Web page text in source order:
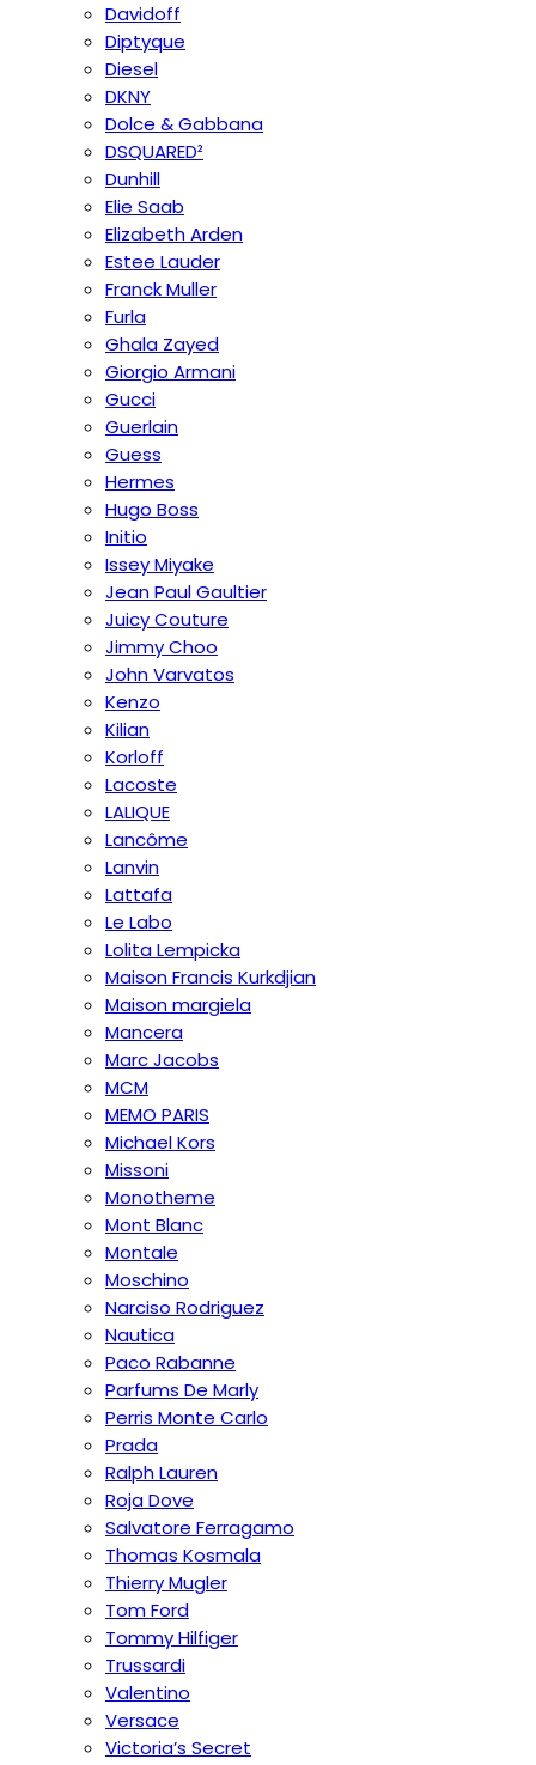
Davidoff
Diptyque
Diesel
DKNY
Dolce & Gabbana
DSQUARED²
Dunhill
Elie Saab
Elizabeth Arden
Estee Lauder
Franck Muller
Furla
Ghala Zayed
Giorgio Armani
Gucci
Guerlain
Guess
Hermes
Hugo Boss
Initio
Issey Miyake
Jean Paul Gaultier
Juicy Couture
Jimmy Choo
John Varvatos
Kenzo
Kilian
Korloff
Lacoste
LALIQUE
Lancôme
Lanvin
Lattafa
Le Labo
Lolita Lempicka
Maison Francis Kurkdjian
Maison margiela
Mancera
Marc Jacobs
MCM
MEMO PARIS
Michael Kors
Missoni
Monotheme
Mont Blanc
Montale
Moschino
Narciso Rodriguez
Nautica
Paco Rabanne
Parfums De Marly
Perris Monte Carlo
Prada
Ralph Lauren
Roja Dove
Salvatore Ferragamo
Thomas Kosmala
Thierry Mugler
Tom Ford
Tommy Hilfiger
Trussardi
Valentino
Versace
Victoria’s Secret